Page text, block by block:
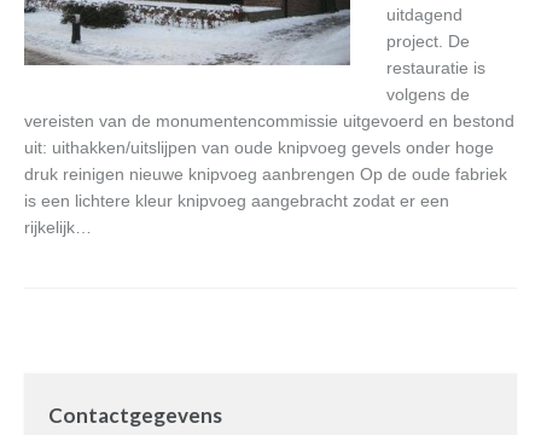
uitdagend
project. De
restauratie is
volgens de
vereisten van de monumentencommissie uitgevoerd en bestond
uit: uithakken/uitslijpen van oude knipvoeg gevels onder hoge
druk reinigen nieuwe knipvoeg aanbrengen Op de oude fabriek
is een lichtere kleur knipvoeg aangebracht zodat er een
rijkelijk…
Contactgegevens